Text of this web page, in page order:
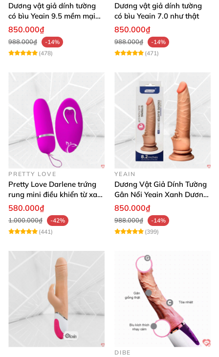
Dương vật giả dính tường
có bìu Yeain 9.5 mềm mại
thật
850.000₫
988.000₫
-14%
(478)
Dương vật giả dính tường
có bìu Yeain 7.0 như thật
850.000₫
988.000₫
-14%
(471)
PRETTY LOVE
Pretty Love Darlene trứng
rung mini điều khiển từ xa
12 chế độ rung mạnh
580.000₫
1.000.000₫
-42%
(441)
YEAIN
Dương Vật Giả Dính Tường
Gân Nổi Yeain Xanh Dương
8.2 Siêu Thật
850.000₫
988.000₫
-14%
(399)
DIBE